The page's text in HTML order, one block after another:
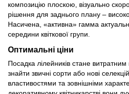
композицію плоскою, візуально
рішення для заднього плану –
Насичена, «активна» гамма
середини квіткової групи.
Оптимальні ціни
Посадка лілейників стане
знайти звичні сорти або нові
властивостями та зовнішніми